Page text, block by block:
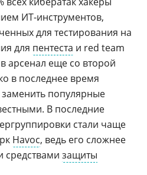
ИТ-инструментов,
для тестирования на
для пентеста и red team
арсенал еще со второй
в последнее время
заменить популярные
В последние
стали чаще
Havoc, ведь его сложнее
защиты